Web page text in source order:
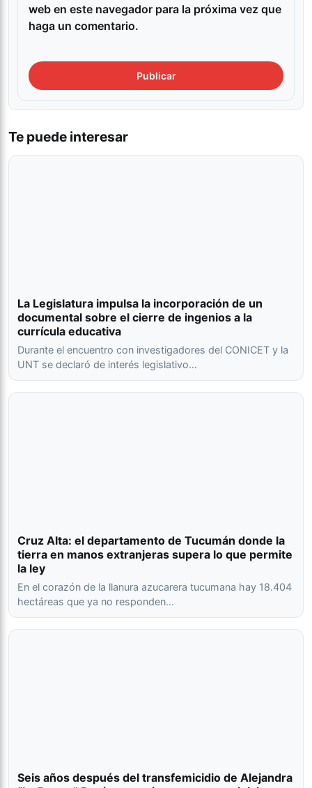
web en este navegador para la próxima vez que
haga un comentario.
Te puede interesar
La Legislatura impulsa la incorporación de un
documental sobre el cierre de ingenios a la
currícula educativa
Durante el encuentro con investigadores del CONICET y la
UNT se declaró de interés legislativo…
Cruz Alta: el departamento de Tucumán donde la
tierra en manos extranjeras supera lo que permite
la ley
En el corazón de la llanura azucarera tucumana hay 18.404
hectáreas que ya no responden…
Seis años después del transfemicidio de Alejandra